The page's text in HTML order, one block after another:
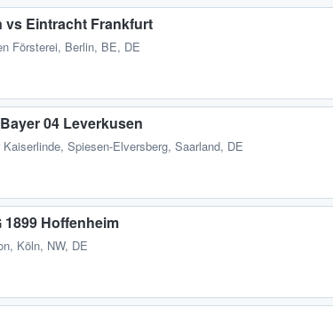
vs Eintracht Frankfurt
Försterei, Berlin, BE, DE
04 Leverkusen
, Spiesen-Elversberg, Saarland, DE
1899 Hoffenheim
, Köln, NW, DE